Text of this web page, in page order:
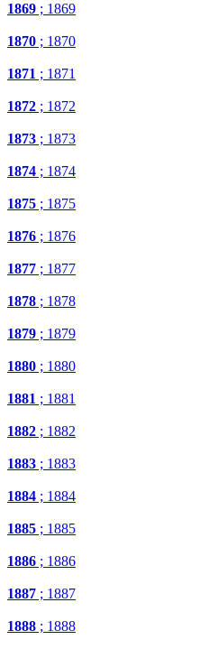
1869 ; 1869
1870 ; 1870
1871 ; 1871
1872 ; 1872
1873 ; 1873
1874 ; 1874
1875 ; 1875
1876 ; 1876
1877 ; 1877
1878 ; 1878
1879 ; 1879
1880 ; 1880
1881 ; 1881
1882 ; 1882
1883 ; 1883
1884 ; 1884
1885 ; 1885
1886 ; 1886
1887 ; 1887
1888 ; 1888